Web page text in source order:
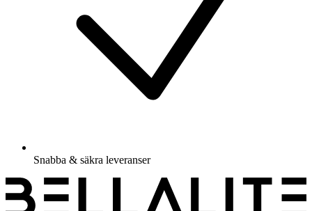
Snabba & säkra leveranser